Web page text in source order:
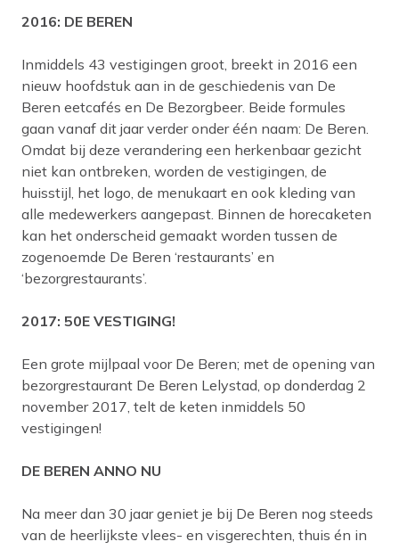
2016: DE BEREN
Inmiddels 43 vestigingen groot, breekt in 2016 een
nieuw hoofdstuk aan in de geschiedenis van De
Beren eetcafés en De Bezorgbeer. Beide formules
gaan vanaf dit jaar verder onder één naam: De Beren.
Omdat bij deze verandering een herkenbaar gezicht
niet kan ontbreken, worden de vestigingen, de
huisstijl, het logo, de menukaart en ook kleding van
alle medewerkers aangepast. Binnen de horecaketen
kan het onderscheid gemaakt worden tussen de
zogenoemde De Beren ‘restaurants’ en
‘bezorgrestaurants’.
2017: 50E VESTIGING!
Een grote mijlpaal voor De Beren; met de opening van
bezorgrestaurant De Beren Lelystad, op donderdag 2
november 2017, telt de keten inmiddels 50
vestigingen!
DE BEREN ANNO NU
Na meer dan 30 jaar geniet je bij De Beren nog steeds
van de heerlijkste vlees- en visgerechten, thuis én in